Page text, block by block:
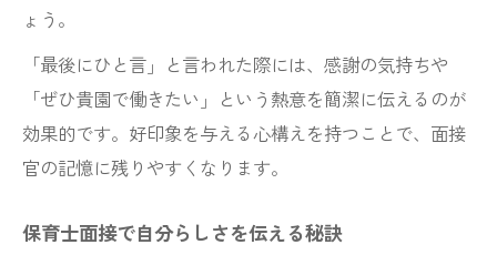
保育士面接逆質問で園への理解度を示す方
法
ょう。
「最後にひと言」と言われた際には、感謝の気持ちや
「ぜひ貴園で働きたい」という熱意を簡潔に伝えるのが
効果的です。好印象を与える心構えを持つことで、面接
官の記憶に残りやすくなります。
保育士面接で自分らしさを伝える秘訣